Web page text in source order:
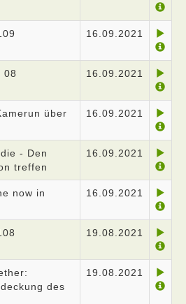
16.09.2021
08 16.09.2021
über
16.09.2021
- Den
treffen
16.09.2021
now in
16.09.2021
19.08.2021
des
19.08.2021